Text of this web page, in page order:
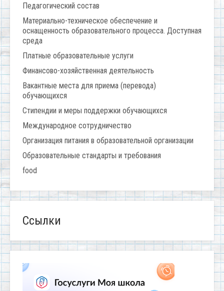
Педагогический состав
Материально-техническое обеспечение и
оснащенность образовательного процесса. Доступная
среда
Платные образовательные услуги
Финансово-хозяйственная деятельность
Вакантные места для приема (перевода)
обучающихся
Стипендии и меры поддержки обучающихся
Международное сотрудничество
Организация питания в образовательной организации
Образовательные стандарты и требования
food
Ссылки